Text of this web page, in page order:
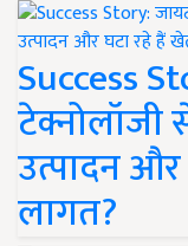
Success
उत्पादन
लागत?